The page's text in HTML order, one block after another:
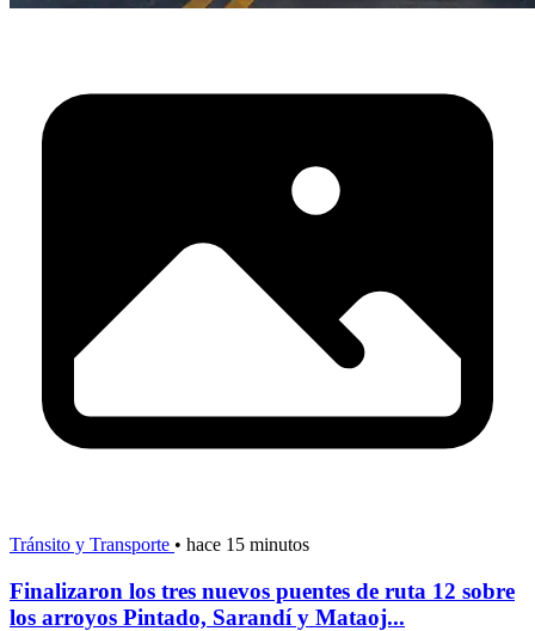
Tránsito y Transporte • hace 15 minutos
Finalizaron los tres nuevos puentes de ruta 12 sobre
los arroyos Pintado, Sarandí y Mataoj...